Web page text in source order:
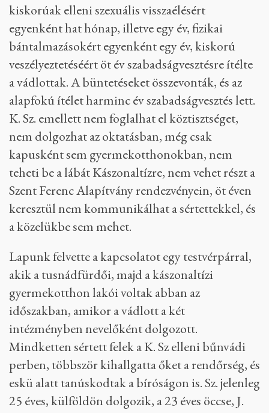
kiskorúak elleni szexuális visszaélésért
egyenként hat hónap, illetve egy év, fizikai
bántalmazásokért egyenként egy év, kiskorú
veszélyeztetéséért öt év szabadságvesztésre ítélte
a vádlottak. A büntetéseket összevonták, és az
alapfokú ítélet harminc év szabadságvesztés lett.
K. Sz. emellett nem foglalhat el köztisztséget,
nem dolgozhat az oktatásban, még csak
kapusként sem gyermekotthonokban, nem
teheti be a lábát Kászonaltízre, nem vehet részt a
Szent Ferenc Alapítvány rendezvényein, öt éven
keresztül nem kommunikálhat a sértettekkel, és
a közelükbe sem mehet.
Lapunk felvette a kapcsolatot egy testvérpárral,
akik a tusnádfürdői, majd a kászonaltízi
gyermekotthon lakói voltak abban az
időszakban, amikor a vádlott a két
intézményben nevelőként dolgozott.
Mindketten sértett felek a K. Sz elleni bűnvádi
perben, többször kihallgatta őket a rendőrség, és
eskü alatt tanúskodtak a bíróságon is. Sz. jelenleg
25 éves, külföldön dolgozik, a 23 éves öccse, J.